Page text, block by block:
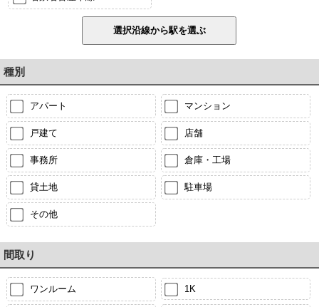
種別
アパート マンション
戸建て 店舗
事務所 倉庫・工場
貸土地 駐車場
その他
間取り
ワンルーム 1K